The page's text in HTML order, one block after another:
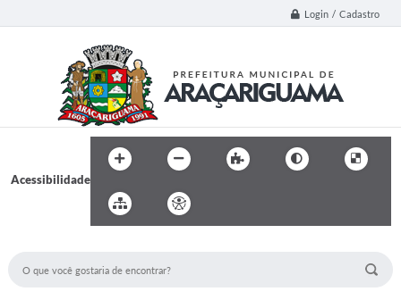
Login / Cadastro
Acessibilidade